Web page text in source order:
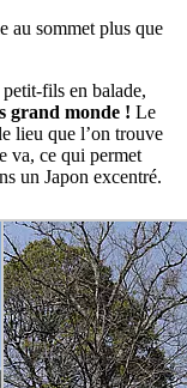
au sommet plus que
fils en balade,
grand monde ! Le
lieu que l’on trouve
va, ce qui permet
un Japon excentré.